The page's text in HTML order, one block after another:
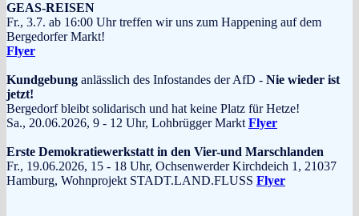
GEAS-REISEN
Fr., 3.7. ab 16:00 Uhr treffen wir uns zum Happening auf dem
Bergedorfer Markt!
Flyer
Kundgebung anlässlich des Infostandes der AfD - Nie wieder ist
jetzt!
Bergedorf bleibt solidarisch und hat keine Platz für Hetze!
Sa., 20.06.2026, 9 - 12 Uhr, Lohbrügger Markt Flyer
Erste Demokratiewerkstatt in den Vier-und Marschlanden
Fr., 19.06.2026, 15 - 18 Uhr, Ochsenwerder Kirchdeich 1, 21037
Hamburg, Wohnprojekt STADT.LAND.FLUSS Flyer